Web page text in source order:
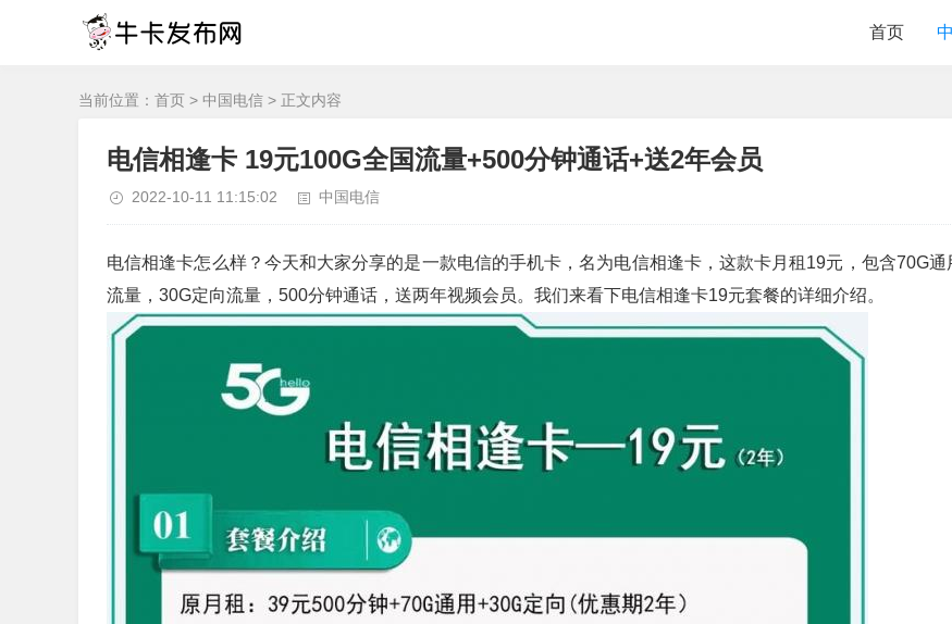
首页
当前位置： 首页 > 中国电信 > 正文内容
电信相逢卡 19元100G全国流量+500分钟通话+送2年会员
2022-10-11 11:15:02 中国电信
电信相逢卡怎么样？今天和大家分享的是一款电信的手机卡，名为电信相逢卡，这款卡月租19元，包含70G通
流量，30G定向流量，500分钟通话，送两年视频会员。我们来看下电信相逢卡19元套餐的详细介绍。